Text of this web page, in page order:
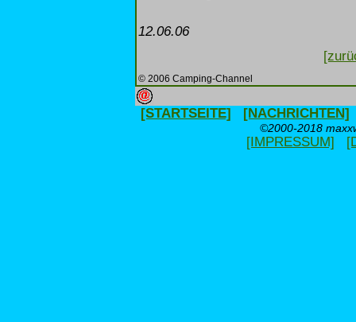
12.06.06
© 2006 Camping-Channel
[STARTSEITE] [NACHRICHTEN]
©2000-2018
[IMPRESSUM]